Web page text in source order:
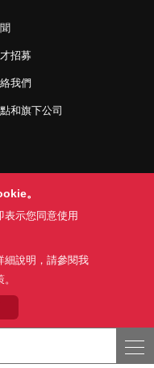
招募
我們
和旗下公司
權政策
款(PDF)
RIGHTS RESERVED.
。
表示您同意使用
細說明，請參閱我